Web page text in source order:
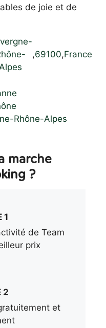
de joie et de
,69100,France
Rhône-Alpes
marche
?
1
de Team
prix
2
et